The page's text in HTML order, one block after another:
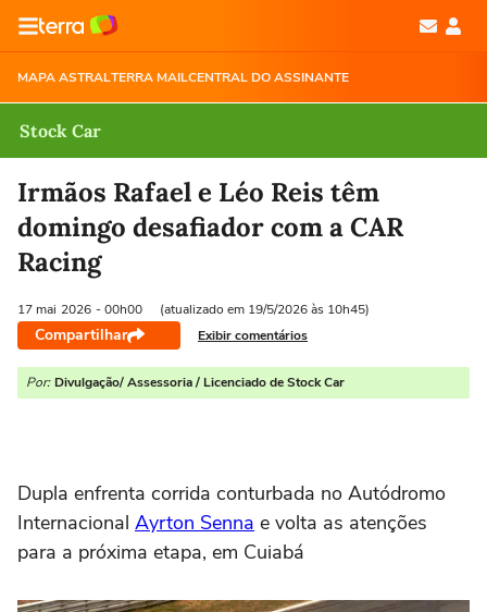
MAPA ASTRALTERRA MAILCENTRAL DO ASSINANTE
Stock Car
Irmãos Rafael e Léo Reis têm
domingo desafiador com a CAR
Racing
17 mai 2026 - 00h00 (atualizado em 19/5/2026 às 10h45)
Compartilhar Exibir comentários
Por: Divulgação/ Assessoria / Licenciado de Stock Car
Dupla enfrenta corrida conturbada no Autódromo
Internacional Ayrton Senna e volta as atenções
para a próxima etapa, em Cuiabá